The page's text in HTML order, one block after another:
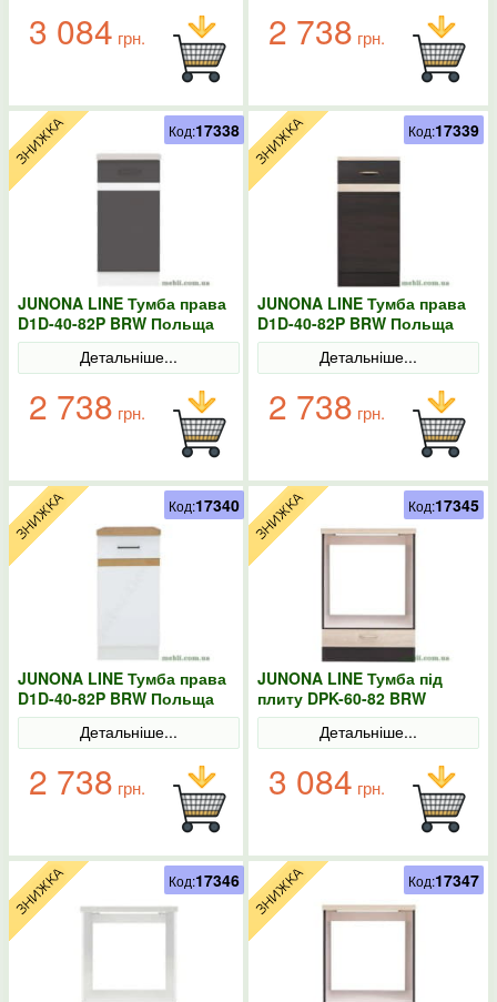
3 084 грн. 2 738 грн.
JUNONA LINE Тумба права
D1D-40-82P BRW Польща
колір-сірий
Детальніше...
2 738 грн.
Код:17338
JUNONA LINE Тумба права
D1D-40-82P BRW Польща
венге
Детальніше...
2 738 грн.
Код:17339
JUNONA LINE Тумба права
D1D-40-82P BRW Польща
колір-білий
Детальніше...
2 738 грн.
Код:17340
JUNONA LINE Тумба під
плиту DPK-60-82 BRW
Польща Сонома
Детальніше...
3 084 грн.
Код:17345
Код:17346 Код:17347